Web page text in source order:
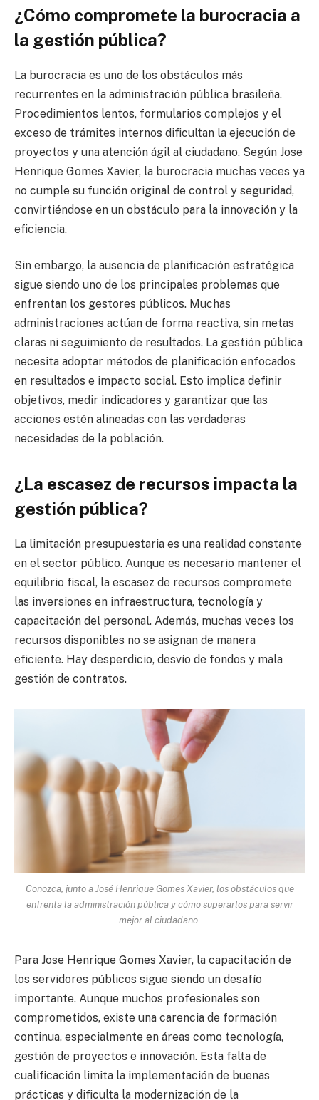
¿Cómo compromete la burocracia a
la gestión pública?
La burocracia es uno de los obstáculos más
recurrentes en la administración pública brasileña.
Procedimientos lentos, formularios complejos y el
exceso de trámites internos dificultan la ejecución de
proyectos y una atención ágil al ciudadano. Según Jose
Henrique Gomes Xavier, la burocracia muchas veces ya
no cumple su función original de control y seguridad,
convirtiéndose en un obstáculo para la innovación y la
eficiencia.
Sin embargo, la ausencia de planificación estratégica
sigue siendo uno de los principales problemas que
enfrentan los gestores públicos. Muchas
administraciones actúan de forma reactiva, sin metas
claras ni seguimiento de resultados. La gestión pública
necesita adoptar métodos de planificación enfocados
en resultados e impacto social. Esto implica definir
objetivos, medir indicadores y garantizar que las
acciones estén alineadas con las verdaderas
necesidades de la población.
¿La escasez de recursos impacta la
gestión pública?
La limitación presupuestaria es una realidad constante
en el sector público. Aunque es necesario mantener el
equilibrio fiscal, la escasez de recursos compromete
las inversiones en infraestructura, tecnología y
capacitación del personal. Además, muchas veces los
recursos disponibles no se asignan de manera
eficiente. Hay desperdicio, desvío de fondos y mala
gestión de contratos.
Conozca, junto a José Henrique Gomes Xavier, los obstáculos que
enfrenta la administración pública y cómo superarlos para servir
mejor al ciudadano.
Para Jose Henrique Gomes Xavier, la capacitación de
los servidores públicos sigue siendo un desafío
importante. Aunque muchos profesionales son
comprometidos, existe una carencia de formación
continua, especialmente en áreas como tecnología,
gestión de proyectos e innovación. Esta falta de
cualificación limita la implementación de buenas
prácticas y dificulta la modernización de la